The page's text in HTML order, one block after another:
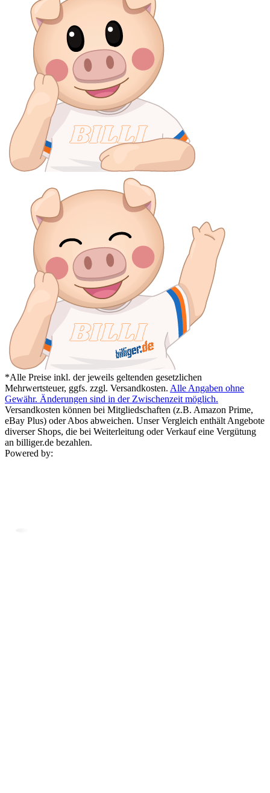
*Alle Preise inkl. der jeweils geltenden gesetzlichen
Mehrwertsteuer, ggfs. zzgl. Versandkosten. Alle Angaben ohne
Gewähr. Änderungen sind in der Zwischenzeit möglich.
Versandkosten können bei Mitgliedschaften (z.B. Amazon Prime,
eBay Plus) oder Abos abweichen. Unser Vergleich enthält Angebote
diverser Shops, die bei Weiterleitung oder Verkauf eine Vergütung
an billiger.de bezahlen.
Powered by: